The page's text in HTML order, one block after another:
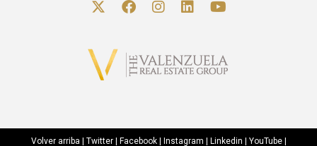
precio o cambiar la plataforma donde publicas tu anuncio. A
Volver arriba Twitter| Facebook| Instagram Linkedin YouTube|